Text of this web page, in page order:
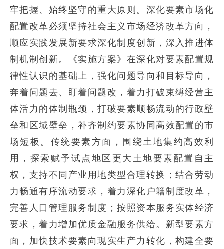
牢把握、始终坚守的重大原则。深化要素市场化
配置改革必须坚持社会主义市场经济改革方向，
顺应实践发展新要求深化制度创新，深入推进体
制机制创新。《实施方案》在深化对要素配置规
律性认识的基础上，强化问题导向和目标导向，
奔着问题去、盯着问题改，着力打破束缚经营主
体活力的体制瓶颈，打破要素顺畅流动的行政壁
垒和区域壁垒，补齐制约要素协同高效配置的市
场短板。传统要素方面，围绕土地集约高效利
用，探索赋予试点地区更大土地要素配置自主
权，支持不同产业用地类型合理转换；结合劳动
力畅通有序流动要求，着力深化户籍制度改革，
完善人口管理服务制度；按照资本服务实体经济
要求，着力增加优质金融服务供给。新型要素方
面，加快技术要素向现实生产力转化，构建全要